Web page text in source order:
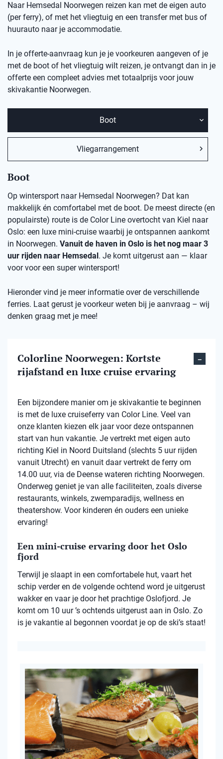
Naar Hemsedal Noorwegen reizen kan met de eigen auto
(per ferry), of met het vliegtuig en een transfer met bus of
huurauto naar je accommodatie.
In je offerte-aanvraag kun je je voorkeuren aangeven of je
met de boot of het vliegtuig wilt reizen, je ontvangt dan in je
offerte een compleet advies met totaalprijs voor jouw
skivakantie Noorwegen.
Boot
Vliegarrangement
Boot
Op wintersport naar Hemsedal Noorwegen? Dat kan
makkelijk én comfortabel met de boot. De meest directe (en
populairste) route is de Color Line overtocht van Kiel naar
Oslo: een luxe mini-cruise waarbij je ontspannen aankomt
in Noorwegen. Vanuit de haven in Oslo is het nog maar 3
uur rijden naar Hemsedal. Je komt uitgerust aan — klaar
voor voor een super wintersport!
Hieronder vind je meer informatie over de verschillende
ferries. Laat gerust je voorkeur weten bij je aanvraag – wij
denken graag met je mee!
Colorline Noorwegen: Kortste
rijafstand en luxe cruise ervaring
Een bijzondere manier om je skivakantie te beginnen
is met de luxe cruiseferry van Color Line. Veel van
onze klanten kiezen elk jaar voor deze ontspannen
start van hun vakantie. Je vertrekt met eigen auto
richting Kiel in Noord Duitsland (slechts 5 uur rijden
vanuit Utrecht) en vanuit daar vertrekt de ferry om
14.00 uur, via de Deense wateren richting Noorwegen.
Onderweg geniet je van alle faciliteiten, zoals diverse
restaurants, winkels, zwemparadijs, wellness en
theatershow. Voor kinderen én ouders een unieke
ervaring!
Een mini-cruise ervaring door het Oslo
fjord
Terwijl je slaapt in een comfortabele hut, vaart het
schip verder en de volgende ochtend word je uitgerust
wakker en vaar je door het prachtige Oslofjord. Je
komt om 10 uur ’s ochtends uitgerust aan in Oslo. Zo
is je vakantie al begonnen voordat je op de ski’s staat!